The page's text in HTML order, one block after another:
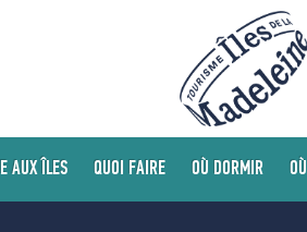
AUX ÎLES QUOI FAIRE OÙ DORMIR